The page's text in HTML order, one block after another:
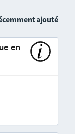
ajouté
en